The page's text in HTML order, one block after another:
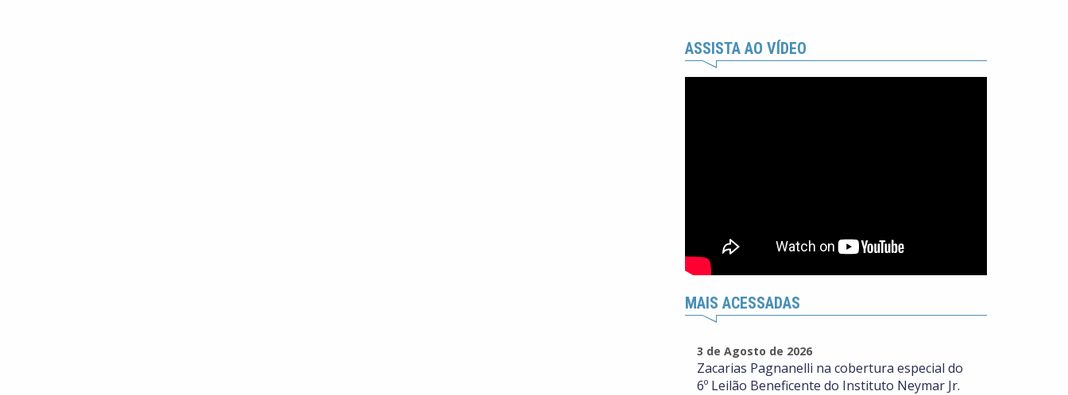
ASSISTA AO VÍDEO
MAIS ACESSADAS
3 de Agosto de 2026
Zacarias Pagnanelli na cobertura especial do
6º Leilão Beneficente do Instituto Neymar Jr.